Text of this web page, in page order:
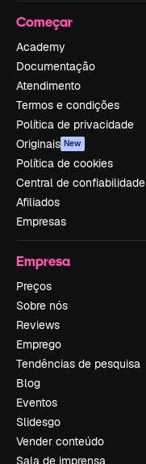
Começar
Academy
Documentação
Atendimento
Termos e condições
Política de privacidade
Originais New
Política de cookies
Central de confiabilidade
Afiliados
Empresas
Empresa
Preços
Sobre nós
Reviews
Emprego
Tendências de pesquisa
Blog
Eventos
Slidesgo
Vender conteúdo
Sala de imprensa